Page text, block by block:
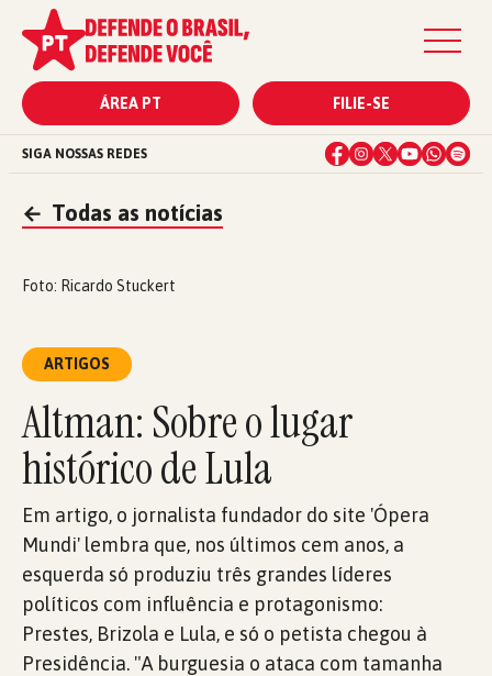
ÁREA PT FILIE-SE
SIGA NOSSAS REDES
← Todas as notícias
ARTIGOS
Altman: Sobre o lugar
histórico de Lula
Em artigo, o jornalista fundador do site 'Ópera
Mundi' lembra que, nos últimos cem anos, a
esquerda só produziu três grandes líderes
políticos com influência e protagonismo:
Prestes, Brizola e Lula, e só o petista chegou à
Presidência. "A burguesia o ataca com tamanha
Foto: Ricardo Stuckert